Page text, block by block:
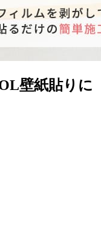
壁紙貼りに